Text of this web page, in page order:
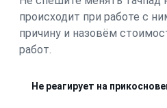
происходит при работе с
причину и назовём
работ.
Не реагирует на